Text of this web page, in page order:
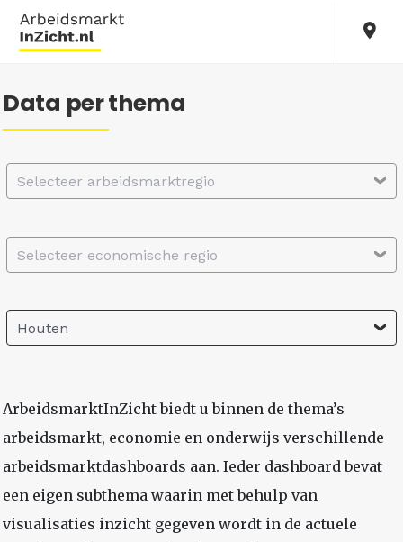
Data per thema
Selecteer arbeidsmarktregio
Selecteer economische regio
Houten
ArbeidsmarktInZicht biedt u binnen de thema’s
arbeidsmarkt, economie en onderwijs verschillende
arbeidsmarktdashboards aan. Ieder dashboard bevat
een eigen subthema waarin met behulp van
visualisaties inzicht gegeven wordt in de actuele